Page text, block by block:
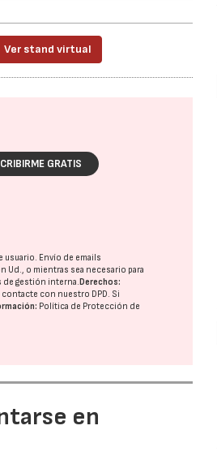
Ver stand virtual
GRATIS
Envío de emails
Ud., o mientras sea necesario para
de gestión interna.Derechos:
contacte con nuestro DPD. Si
Política de Protección de
en